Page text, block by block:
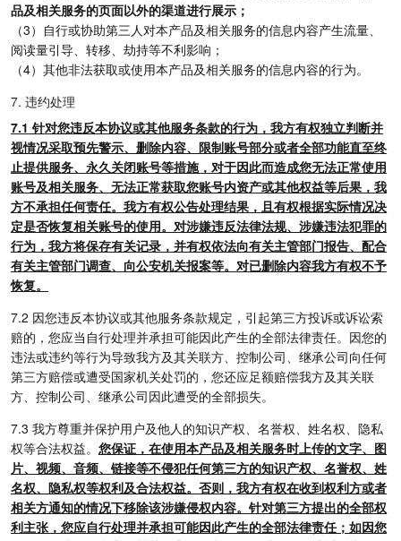
品及相关服务的页面以外的渠道进行展示；
（3）自行或协助第三人对本产品及相关服务的信息内容产生流量、
阅读量引导、转移、劫持等不利影响；
（4）其他非法获取或使用本产品及相关服务的信息内容的行为。
7. 违约处理
7.1 针对您违反本协议或其他服务条款的行为，我方有权独立判断并
视情况采取预先警示、删除内容、限制账号部分或者全部功能直至终
止提供服务、永久关闭账号等措施，对于因此而造成您无法正常使用
账号及相关服务、无法正常获取您账号内资产或其他权益等后果，我
方不承担任何责任。我方有权公告处理结果，且有权根据实际情况决
定是否恢复相关账号的使用。对涉嫌违反法律法规、涉嫌违法犯罪的
行为，我方将保存有关记录，并有权依法向有关主管部门报告、配合
有关主管部门调查、向公安机关报案等。对已删除内容我方有权不予
恢复。
7.2 因您违反本协议或其他服务条款规定，引起第三方投诉或诉讼索
赔的，您应当自行处理并承担可能因此产生的全部法律责任。因您的
违法或违约等行为导致我方及其关联方、控制公司、继承公司向任何
第三方赔偿或遭受国家机关处罚的，您还应足额赔偿我方及其关联
方、控制公司、继承公司因此遭受的全部损失。
7.3 我方尊重并保护用户及他人的知识产权、名誉权、姓名权、隐私
权等合法权益。 您保证，在使用本产品及相关服务时上传的文字、图
片、视频、音频、链接等不侵犯任何第三方的知识产权、名誉权、姓
名权、隐私权等权利及合法权益。否则，我方有权在收到权利方或者
相关方通知的情况下移除该涉嫌侵权内容。针对第三方提出的全部权
利主张，您应自行处理并承担可能因此产生的全部法律责任；如因您